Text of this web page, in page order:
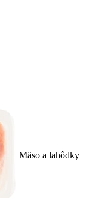
Mäso a lahôdky